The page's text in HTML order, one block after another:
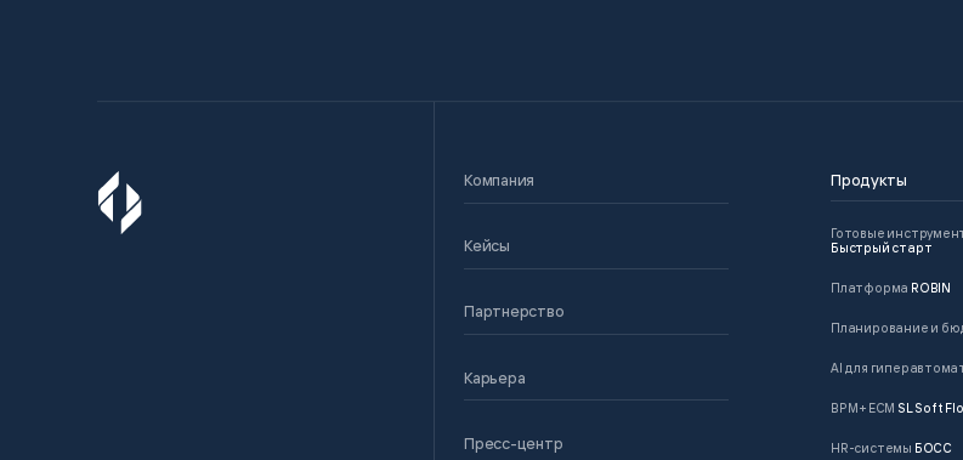
Компания
Кейсы
Партнерство
Карьера
Пресс-центр
Продукты
Готовые
Быстрый старт
Платформа ROBIN
Планирование и
AI для
BPM + ECM SL Soft
HR-системы БОСС